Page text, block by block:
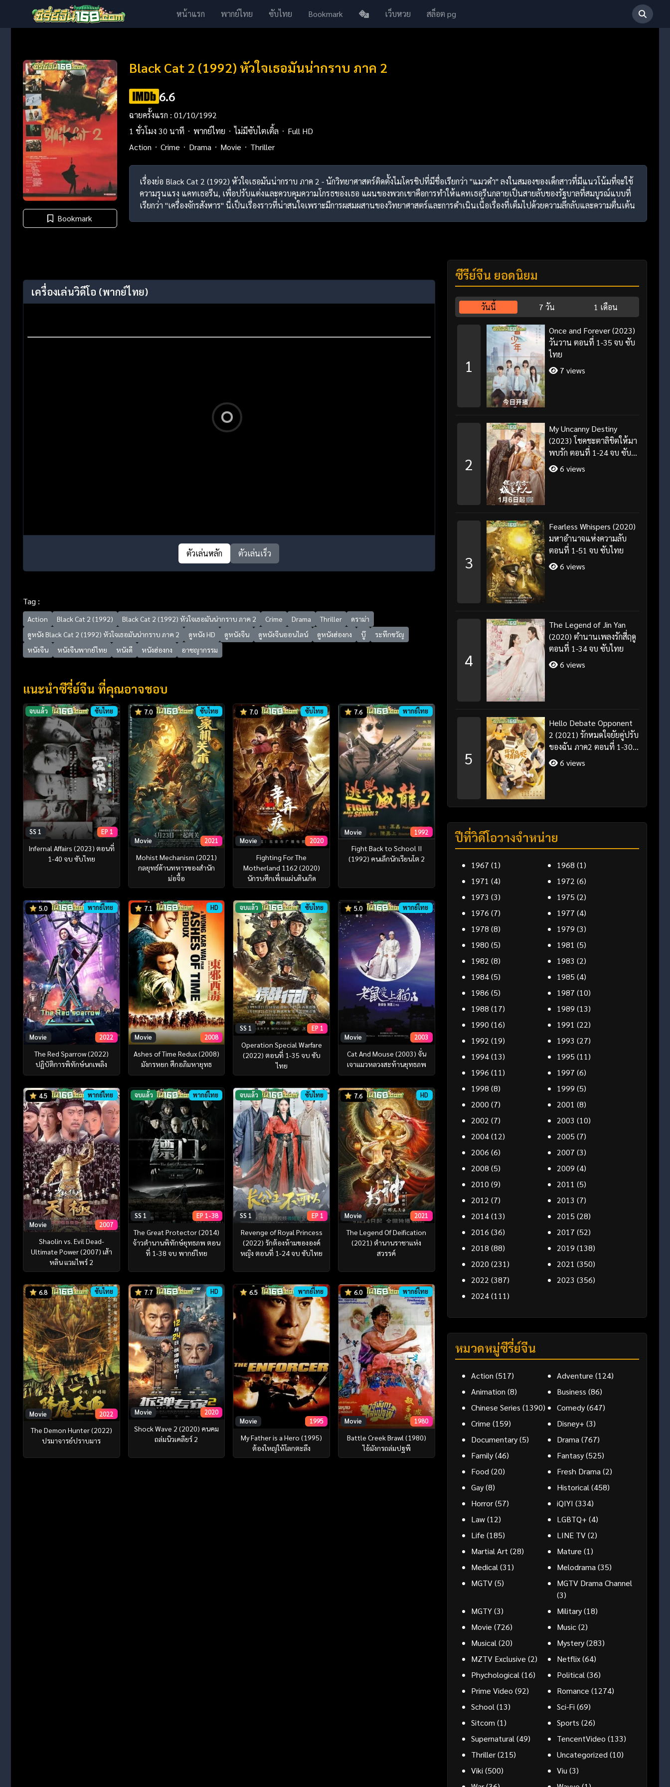
หน้าแรก พากย์ไทย ซับไทย Bookmark เว็บหวย สล็อต pg
Bookmark
Black Cat 2 (1992) หัวใจเธอมันน่ากราบ ภาค 2
6.6
ฉายครั้งแรก : 01/10/1992
1 ชั่วโมง 30 นาที
พากย์ไทย ไม่มีซับไตเติ้ล
Full HD
Action
Crime Drama Movie Thriller
เรื่องย่อ Black Cat 2 (1992) หัวใจเธอมันน่ากราบ ภาค 2 - นักวิทยาศาสตร์ติดตั้งไมโครชิปที่มีชื่อเรียกว่า "แมวดำ" ลงในสมองของเด็กสาวที่มีแนวโน้มที่จะใช้
ความรุนแรง แคทเธอรีน, เพื่อปรับแต่งและควบคุมความโกรธของเธอ แผนของพวกเขาคือการทำให้แคทเธอรีนกลายเป็นสายลับของรัฐบาลที่สมบูรณ์แบบที่
เรียกว่า "เครื่องจักรสังหาร" นี่เป็นเรื่องราวที่น่าสนใจเพราะมีการผสมผสานของวิทยาศาสตร์และการดำเนินเนื้อเรื่องที่เต็มไปด้วยความลึกลับและความตื่นเต้น
เครื่องเล่นวิดีโอ (พากย์ไทย)
ตัวเล่นหลัก ตัวเล่นเร็ว
Tag :
Action Black Cat 2 (1992) Black Cat 2 (1992) หัวใจเธอมันน่ากราบ ภาค 2 Crime Drama Thriller
ดราม่า
ดูหนัง Black Cat 2 (1992) หัวใจเธอมันน่ากราบ ภาค 2
ดูหนัง HD ดูหนังจีน ดูหนังจีนออนไลน์ ดูหนังฮ่องกง บู๊
ระทึกขวัญ
หนังจีน
หนังจีนพากย์ไทย หนังดี หนังฮ่องกง อาชญากรรม
แนะนำซีรี่ย์จีน ที่คุณอาจชอบ
จบแล้ว ซับไทย
SS 1 EP 1
Infernal Affairs (2023) ตอนที่
1-40 จบ ซับไทย
7.0 ซับไทย
Movie 2021
Mohist Mechanism (2021)
กลยุทธ์ด้านทหารของสำนัก
ม่อจื้อ
7.0 ซับไทย
Movie 2020
Fighting For The
Motherland 1162 (2020)
นักรบศึกเพื่อแผ่นดินเกิด
7.6 พากย์ไทย
Movie 1992
Fight Back to School II
(1992) คนเล็กนักเรียนโต 2
5.0 พากย์ไทย
Movie 2022
The Red Sparrow (2022)
ปฏิบัติการพิทักษ์นกเพลิง
7.1 HD
Movie 2008
Ashes of Time Redux (2008)
มังกรหยก ศึกอภิมหายุทธ
จบแล้ว ซับไทย
SS 1 EP 1
Operation Special Warfare
(2022) ตอนที่ 1-35 จบ ซับ
ไทย
5.0 พากย์ไทย
Movie 2003
Cat And Mouse (2003) จั่น
เจาแมวหลวงสะท้านยุทธภพ
4.5 พากย์ไทย
Movie 2007
Shaolin vs. Evil Dead-
Ultimate Power (2007) เส้า
หลิน แวมไพร์ 2
จบแล้ว พากย์ไทย
SS 1 EP 1-38
The Great Protector (2014)
จ้าวตำนานพิทักษ์ยุทธภพ ตอน
ที่ 1-38 จบ พากย์ไทย
จบแล้ว ซับไทย
SS 1 EP 1
Revenge of Royal Princess
(2022) รักต้องห้ามขององค์
หญิง ตอนที่ 1-24 จบ ซับไทย
7.6 HD
Movie 2021
The Legend Of Deification
(2021) ตำนานราชาแห่ง
สวรรค์
6.8 ซับไทย
Movie 2022
The Demon Hunter (2022)
ปรมาจารย์ปราบมาร
7.7 HD
Movie 2020
Shock Wave 2 (2020) คนคม
ถล่มนิวเคลียร์ 2
6.5 พากย์ไทย
Movie 1995
My Father is a Hero (1995)
ต้องใหญ่ให้โลกตะลึง
6.0 พากย์ไทย
Movie 1980
Battle Creek Brawl (1980)
ไอ้มังกรถล่มปฐพี
ซีรี่ย์จีน ยอดนิยม
วันนี้ 7 วัน 1 เดือน
1
Once and Forever (2023)
วันวาน ตอนที่ 1-35 จบ ซับ
ไทย
7 views
2
My Uncanny Destiny
(2023) โชคชะตาลิขิตให้มา
พบรัก ตอนที่ 1-24 จบ ซับ
ไทย/พากย์ไทย
6 views
3
Fearless Whispers (2020)
มหาอำนาจแห่งความลับ
ตอนที่ 1-51 จบ ซับไทย
6 views
4
The Legend of Jin Yan
(2020) ตำนานเพลงรักสี่ฤดู
ตอนที่ 1-34 จบ ซับไทย
6 views
5
Hello Debate Opponent
2 (2021) รักหมดใจยัยคู่ปรับ
ของฉัน ภาค2 ตอนที่ 1-30
จบ ซับไทย
6 views
ปีที่วิดีโอวางจำหน่าย
1967 (1) 1968 (1)
1971 (4) 1972 (6)
1973 (3) 1975 (2)
1976 (7) 1977 (4)
1978 (8) 1979 (3)
1980 (5) 1981 (5)
1982 (8) 1983 (2)
1984(5) 1985 (4)
1986 (5) 1987 (10)
1988 (17) 1989 (13)
1990 (16) 1991 (22)
1992 (19) 1993 (27)
1994(13) 1995 (11)
1996 (11) 1997 (6)
1998 (8) 1999 (5)
2000 (7) 2001 (8)
2002 (7) 2003 (10)
2004(12) 2005 (7)
2006 (6) 2007 (3)
2008 (5) 2009 (4)
2010 (9) 2011 (5)
2012 (7) 2013 (7)
2014(13) 2015 (28)
2016 (36) 2017 (52)
2018 (88) 2019 (138)
2020 (231) 2021 (350)
2022 (387) 2023 (356)
2024(111)
หมวดหมู่ซีรี่ย์จีน
Action (517) Adventure (124)
Animation (8) Business (86)
Chinese Series (1390) Comedy(647)
Crime (159) Disney+ (3)
Documentary(5) Drama(767)
Family(46) Fantasy(525)
Food(20) Fresh Drama(2)
Gay(8) Historical(458)
Horror(57) iQIYI (334)
Law(12) LGBTQ+ (4)
Life (185) LINE TV(2)
Martial Art(28) Mature (1)
Medical(31) Melodrama(35)
MGTV(5)
MGTV Drama Channel
(3)
MGTY(3) Military(18)
Movie (726) Music(2)
Musical(20) Mystery(283)
MZTV Exclusive (2) Netflix(64)
Phychological(16) Political(36)
Prime Video (92) Romance (1274)
School(13) Sci-Fi (69)
Sitcom (1) Sports (26)
Supernatural(49) TencentVideo (133)
Thriller(215) Uncategorized(10)
Viki (500) Viu(3)